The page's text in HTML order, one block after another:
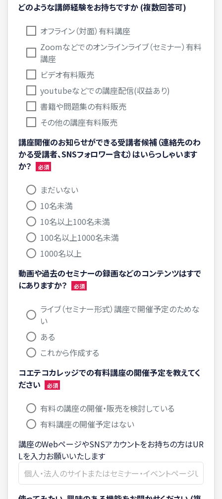
どのような講師経験をお持ちですか (複数回答可)
オフライン（対面）有料講座
Zoomなどでのオンラインライブ（セミナー）有料
講座
ビデオ有料販売
youtubeなどでの講座配信(収益あり)
書籍や問題集の有料販売
その他の講座有料販売
講座開催のお知らせができる受講者候補（連絡先のわ
かる受講者、SNSフォロワー含む）はいらっしゃいます
か？
まだいない
10名未満
10名以上100名未満
100名以上1000名未満
1000名以上
動画や過去のセミナーの録画などのコンテンツはすで
にありますか？
ライブ（セミナー形式）講座で開催予定のためな
い
ある
これから作成する
コエテコカレッジでの有料講座の開催予定を教えてく
ださい
有料の講座の開催・販売を検討している
有料講座の開催予定はない
講座のWebページやSNSアカウントをお持ちの方はUR
Lを入力お願いいたします